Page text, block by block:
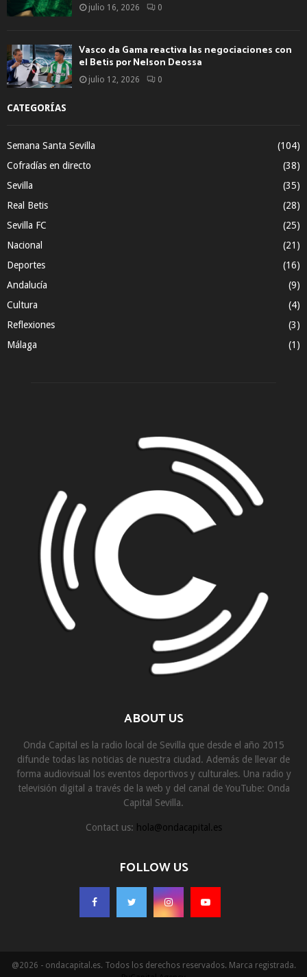
julio 16, 2026 0
Vasco da Gama reactiva las negociaciones con
el Betis por Nelson Deossa
julio 12, 2026 0
CATEGORÍAS
Semana Santa Sevilla
(104)
Cofradías en directo
(38)
Sevilla
(35)
Real Betis
(28)
Sevilla FC
(25)
Nacional
(21)
Deportes
(16)
Andalucía
(9)
Cultura
(4)
Reflexiones
(3)
Málaga
(1)
ABOUT US
Onda Capital es la radio local de Sevilla que desde el año 2015
difunde todas las noticias de nuestra ciudad. Además de llevar de
forma audiovisual los eventos deportivos y culturales. Una radio y
televisión digital a través de la web y del canal de YouTube: Onda
Capital Sevilla.
Contact us: hola@ondacapital.es
FOLLOW US
@2026 - ondacapital.es. Todos los derechos reservados. Marca registrada.